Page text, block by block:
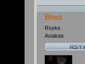
Bisci
Rsyke
Asiakas